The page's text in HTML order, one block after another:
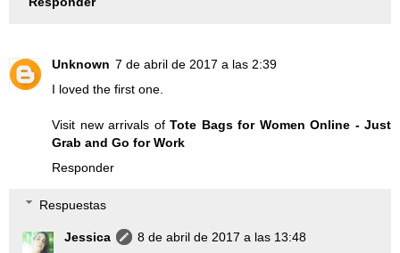
Unknown 7 de abril de 2017 a las 2:39
I loved the first one.
Visit new arrivals of Tote Bags for Women Online - Just
Grab and Go for Work
Responder
Respuestas
Jessica
8 de abril de 2017 a las 13:48